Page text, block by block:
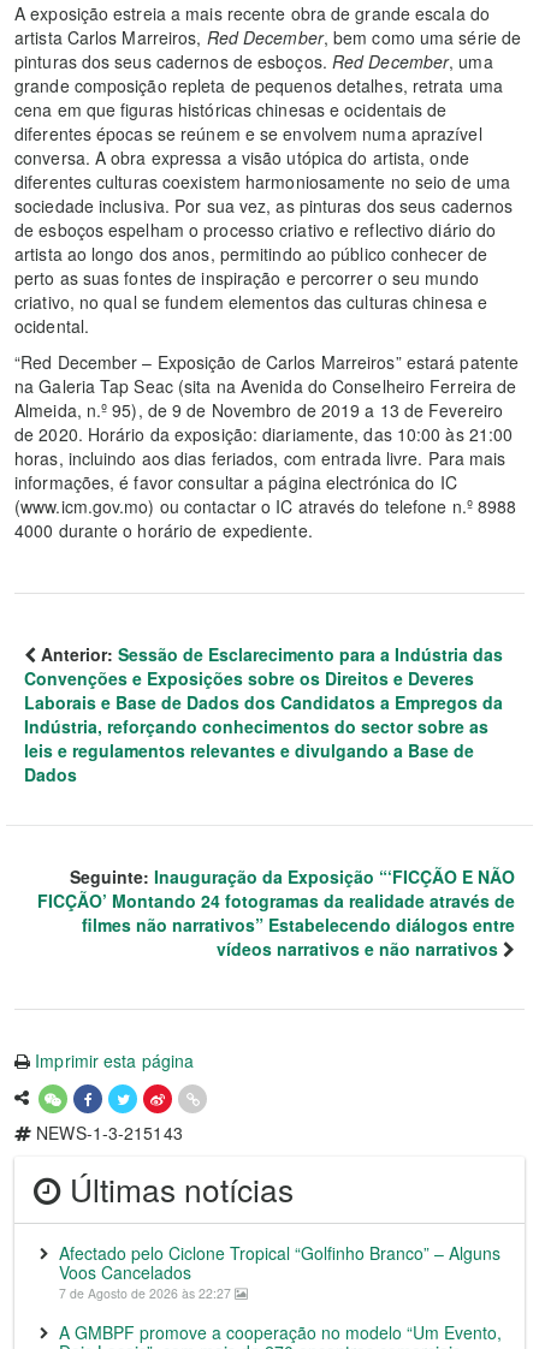
A exposição estreia a mais recente obra de grande escala do
artista Carlos Marreiros, Red December, bem como uma série de
pinturas dos seus cadernos de esboços. Red December, uma
grande composição repleta de pequenos detalhes, retrata uma
cena em que figuras históricas chinesas e ocidentais de
diferentes épocas se reúnem e se envolvem numa aprazível
conversa. A obra expressa a visão utópica do artista, onde
diferentes culturas coexistem harmoniosamente no seio de uma
sociedade inclusiva. Por sua vez, as pinturas dos seus cadernos
de esboços espelham o processo criativo e reflectivo diário do
artista ao longo dos anos, permitindo ao público conhecer de
perto as suas fontes de inspiração e percorrer o seu mundo
criativo, no qual se fundem elementos das culturas chinesa e
ocidental.
“Red December – Exposição de Carlos Marreiros” estará patente
na Galeria Tap Seac (sita na Avenida do Conselheiro Ferreira de
Almeida, n.º 95), de 9 de Novembro de 2019 a 13 de Fevereiro
de 2020. Horário da exposição: diariamente, das 10:00 às 21:00
horas, incluindo aos dias feriados, com entrada livre. Para mais
informações, é favor consultar a página electrónica do IC
(www.icm.gov.mo) ou contactar o IC através do telefone n.º 8988
4000 durante o horário de expediente.
Anterior: Sessão de Esclarecimento para a Indústria das
Convenções e Exposições sobre os Direitos e Deveres
Laborais e Base de Dados dos Candidatos a Empregos da
Indústria, reforçando conhecimentos do sector sobre as
leis e regulamentos relevantes e divulgando a Base de
Dados
Seguinte: Inauguração da Exposição “‘FICÇÃO E NÃO
FICÇÃO’ Montando 24 fotogramas da realidade através de
filmes não narrativos” Estabelecendo diálogos entre
vídeos narrativos e não narrativos
Imprimir esta página
NEWS-1-3-215143
Últimas notícias
Afectado pelo Ciclone Tropical “Golfinho Branco” – Alguns
Voos Cancelados
7 de Agosto de 2026 às 22:27
A GMBPF promove a cooperação no modelo “Um Evento,